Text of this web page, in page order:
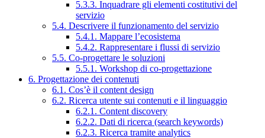
5.3.3. Inquadrare gli elementi costitutivi del
servizio
5.4. Descrivere il funzionamento del servizio
5.4.1. Mappare l’ecosistema
5.4.2. Rappresentare i flussi di servizio
5.5. Co-progettare le soluzioni
5.5.1. Workshop di co-progettazione
6. Progettazione dei contenuti
6.1. Cos’è il content design
6.2. Ricerca utente sui contenuti e il linguaggio
6.2.1. Content discovery
6.2.2. Dati di ricerca (search keywords)
6.2.3. Ricerca tramite analytics